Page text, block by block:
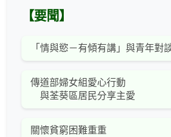
【要聞】
「情與慾－有傾有講」與青年對
傳道部婦女組愛心行動
與荃葵區居民分享主愛
關懷貧窮困難重重